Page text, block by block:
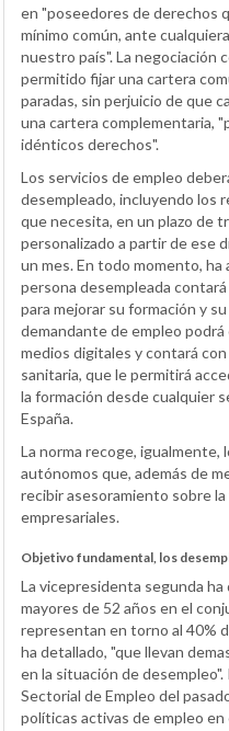
en "poseedores de derechos
mínimo común, ante
nuestro país". La negociación
permitido fijar una cartera
paradas, sin perjuicio de que
una cartera complementaria,
idénticos derechos".
Los servicios de empleo
desempleado, incluyendo los
que necesita, en un plazo de
personalizado a partir de ese
un mes. En todo momento,
persona desempleada
para mejorar su formación y
demandante de empleo
medios digitales y contará
sanitaria, que le permitirá
la formación desde cualquier
España.
La norma recoge, igualmente,
autónomos que, además de
recibir asesoramiento sobre
empresariales.
Objetivo fundamental, los
La vicepresidenta segunda
mayores de 52 años en el
representan en torno al 40%
ha detallado, "que llevan
en la situación de
Sectorial de Empleo del
políticas activas de empleo